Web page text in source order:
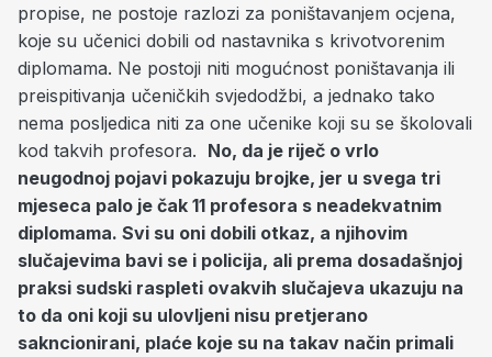
propise, ne postoje razlozi za poništavanjem ocjena,
koje su učenici dobili od nastavnika s krivotvorenim
diplomama. Ne postoji niti mogućnost poništavanja ili
preispitivanja učeničkih svjedodžbi, a jednako tako
nema posljedica niti za one učenike koji su se školovali
kod takvih profesora. No, da je riječ o vrlo
neugodnoj pojavi pokazuju brojke, jer u svega tri
mjeseca palo je čak 11 profesora s neadekvatnim
diplomama. Svi su oni dobili otkaz, a njihovim
slučajevima bavi se i policija, ali prema dosadašnjoj
praksi sudski raspleti ovakvih slučajeva ukazuju na
to da oni koji su ulovljeni nisu pretjerano
sakncionirani, plaće koje su na takav način primali